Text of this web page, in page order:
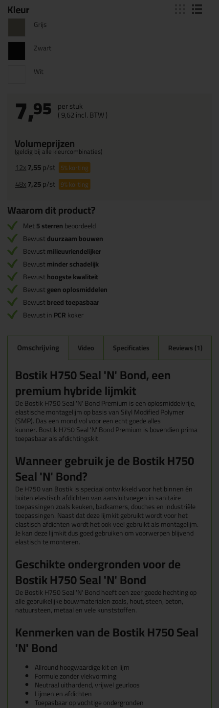
Kleur
Grijs
Zwart
Wit
7,95 per stuk
(9,62incl. BTW )
Volumeprijzen
(geldig bij alle kleurcombinaties)
12x7,55p/st 5%korting
48x7,25p/st 9%korting
Waarom dit product?
Met5 sterrenbeoordeeld
Bewustduurzaam bouwen
Bewustmilieuvriendelijker
Bewustminder schadelijk
Bewusthoogste kwaliteit
Bewustgeen oplosmiddelen
Bewustbreed toepasbaar
Bewust inPCRkoker
Omschrijving Video Specificaties Reviews (1)
Bostik H750 Seal 'N' Bond, een
premium hybride lijmkit
De Bostik H750 Seal 'N' Bond Premium is een oplosmiddelvrije,
elastische montagelijm op basis van Silyl Modified Polymer
(SMP). Das een mond vol voor een echt goede alles
kunner. Bostik H750 Seal 'N' Bond Premium is bovendien prima
toepasbaar als afdichtingskit.
Wanneer gebruik je de Bostik H750
Seal 'N' Bond?
De H750 van Bostik is speciaal ontwikkeld voor het binnen én
buiten elastisch afdichten vanaansluitvoegen in sanitaire
toepassingen zoals keuken, badkamers, douches enindustriële
toepassingen. Naast dat deze lijmkit gebruikt wordt voor het
elastischafdichten wordt het ook veel gebruikt als montagelijm.
Je kan deze lijmkit dus goed gebruiken om voorwerpenblijvend
elastisch te monteren.
Geschikte ondergronden voor de
Bostik H750 Seal 'N' Bond
De Bostik H750 Seal 'N' Bond heeft een zeer goede hechting op
alle gebruikelijke bouwmaterialenzoals, hout, steen, beton,
natuursteen, metaal en vele kunststoffen.
Kenmerken van de Bostik H750 Seal
'N' Bond
Allround hoogwaardige kit en lijm
Formule zonder vlekvorming
Neutraal uithardend, vrijwel geurloos
Lijmen en afdichten
Toepasbaar op vochtige ondergronden